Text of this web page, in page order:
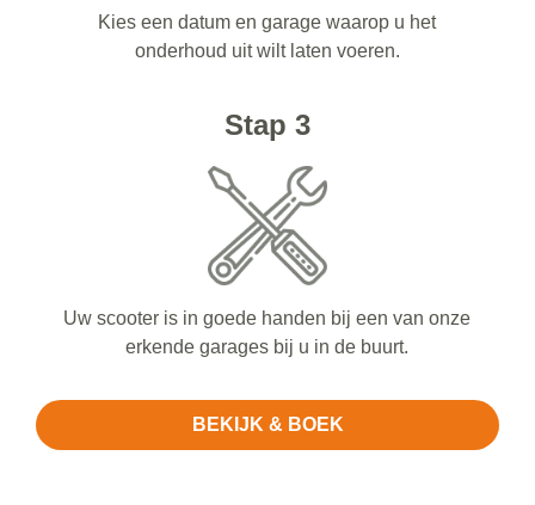
Kies een datum en garage waarop u het
onderhoud uit wilt laten voeren.
Stap 3
Uw scooter is in goede handen bij een van onze
erkende garages bij u in de buurt.
BEKIJK & BOEK